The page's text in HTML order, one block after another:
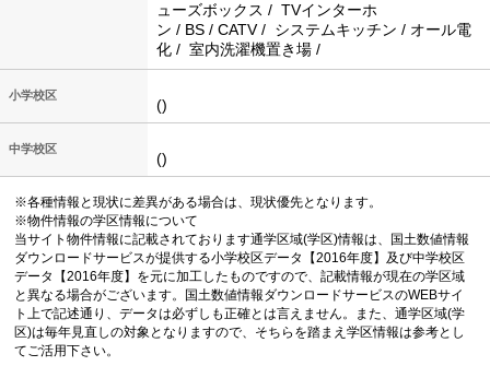
ューズボックス / TVインターホ
ン / BS / CATV / システムキッチン / オール電
化 / 室内洗濯機置き場 /
小学校区
()
中学校区
()
※各種情報と現状に差異がある場合は、現状優先となります。
※物件情報の学区情報について
当サイト物件情報に記載されております通学区域(学区)情報は、国土数値情報
ダウンロードサービスが提供する小学校区データ【2016年度】及び中学校区
データ【2016年度】を元に加工したものですので、記載情報が現在の学区域
と異なる場合がございます。国土数値情報ダウンロードサービスのWEBサイ
ト上で記述通り、データは必ずしも正確とは言えません。また、通学区域(学
区)は毎年見直しの対象となりますので、そちらを踏まえ学区情報は参考とし
てご活用下さい。